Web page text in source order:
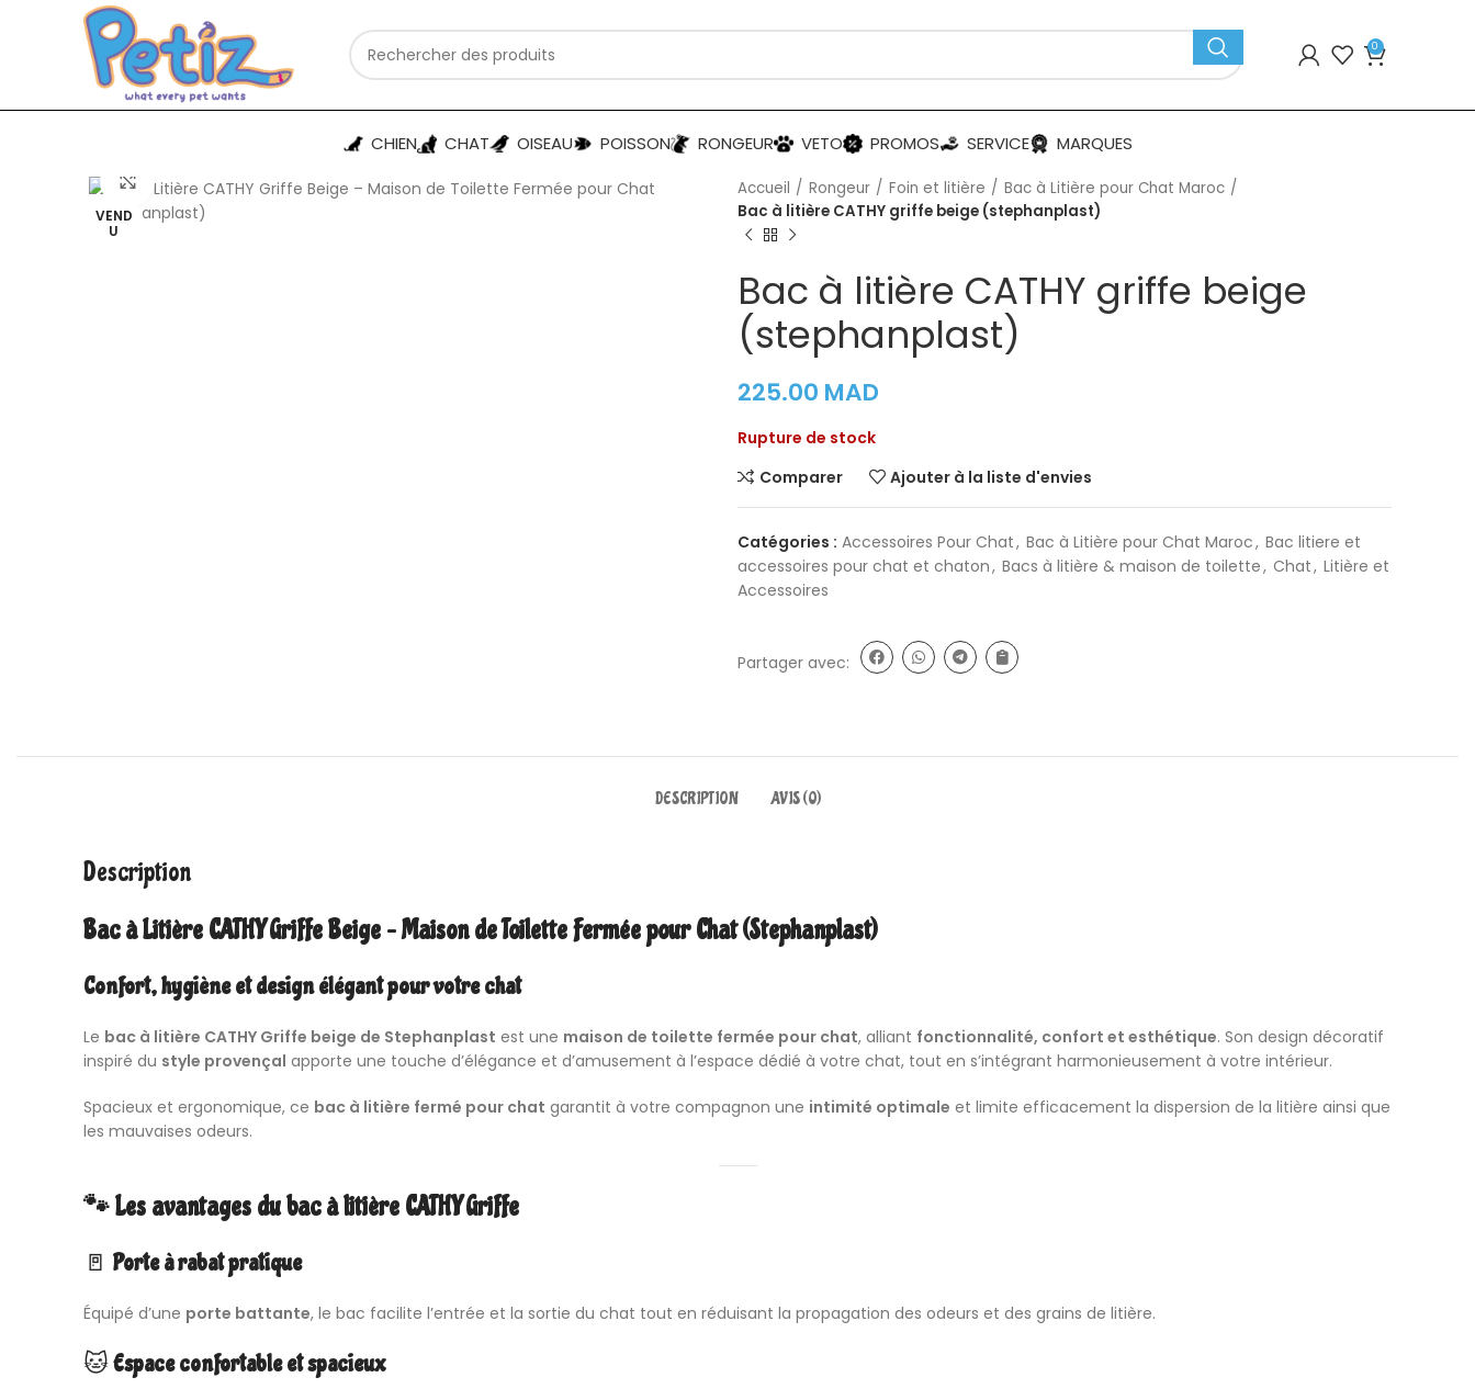
0
CHIEN CHAT OISEAU POISSON RONGEUR VETO PROMOS SERVICE MARQUES
VEND
U
Cliquez pour agrandir Accueil Rongeur Foin et litière
Bac à Litière pour Chat Maroc
Bac à litière CATHY griffe beige (stephanplast)
Bac à litière CATHY griffe beige
(stephanplast)
225.00 MAD
Rupture de stock
Comparer
Ajouter à la liste d'envies
Catégories : Accessoires Pour Chat, Bac à Litière pour Chat Maroc, Bac litiere et
accessoires pour chat et chaton, Bacs à litière & maison de toilette, Chat, Litière et
Accessoires
Partager avec:
DESCRIPTION AVIS (0)
Description
Bac à Litière CATHY Griffe Beige – Maison de Toilette Fermée pour Chat (Stephanplast)
Confort, hygiène et design élégant pour votre chat
Le bac à litière CATHY Griffe beige de Stephanplast est une maison de toilette fermée pour chat, alliant fonctionnalité, confort et esthétique. Son design décoratif
inspiré du style provençal apporte une touche d’élégance et d’amusement à l’espace dédié à votre chat, tout en s’intégrant harmonieusement à votre intérieur.
Spacieux et ergonomique, ce bac à litière fermé pour chat garantit à votre compagnon une intimité optimale et limite efficacement la dispersion de la litière ainsi que
les mauvaises odeurs.
🐾 Les avantages du bac à litière CATHY Griffe
🚪 Porte à rabat pratique
Équipé d’une porte battante, le bac facilite l’entrée et la sortie du chat tout en réduisant la propagation des odeurs et des grains de litière.
🐱Espace confortable et spacieux